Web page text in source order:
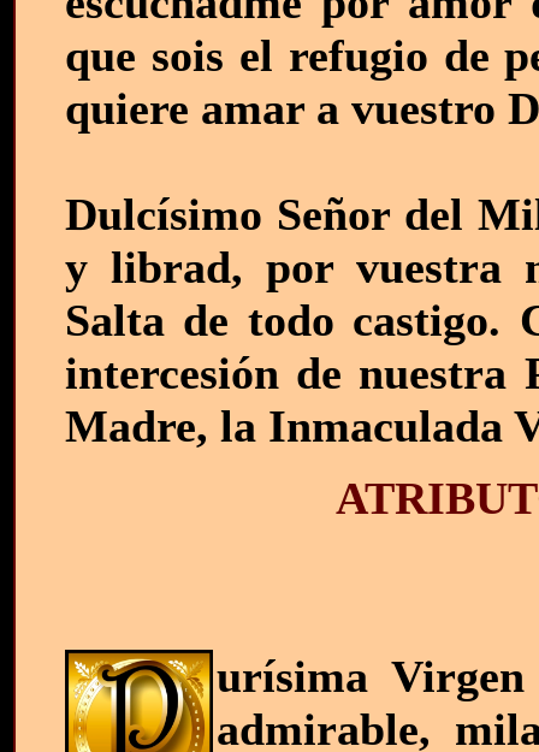
que sois el refugio de
quiere amar a vuestro
Dulcísimo Señor del
y librad, por vuestra
Salta de todo castigo.
intercesión de nuestra
Madre, la Inmaculada
urísima
admirable,